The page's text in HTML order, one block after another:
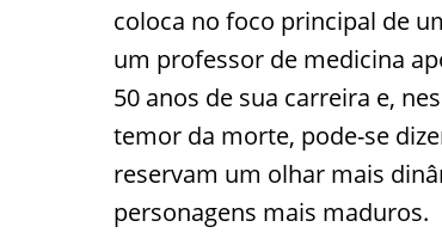
coloca no foco principal de
um professor de medicina
50 anos de sua carreira e,
temor da morte, pode-se
reservam um olhar mais
personagens mais maduros.